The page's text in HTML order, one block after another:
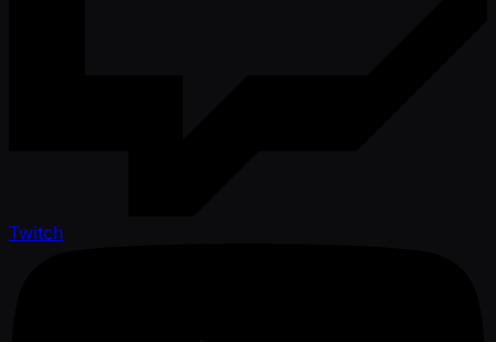
Twitch